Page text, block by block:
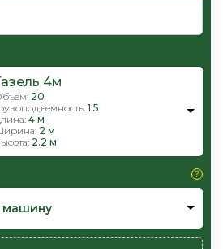
4м
20
1.5
4 м
2 м
2.2 м
машину